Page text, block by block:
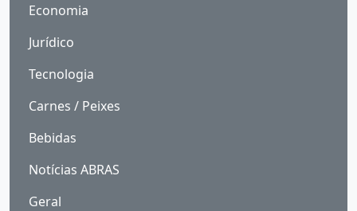
Economia
Jurídico
Tecnologia
Carnes / Peixes
Bebidas
Notícias ABRAS
Geral